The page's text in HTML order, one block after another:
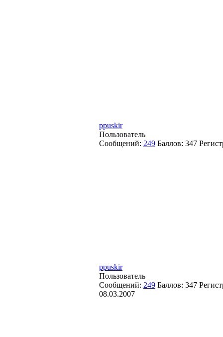
ppuskir
Пользователь
Сообщений: 249 Баллов: 347
ppuskir
Пользователь
Сообщений: 249 Баллов: 347
08.03.2007